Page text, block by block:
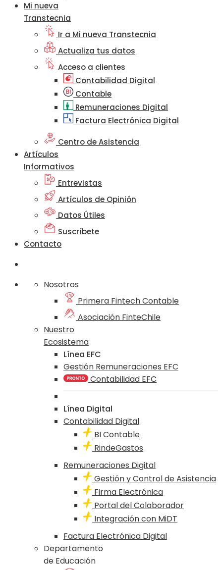
Mi nueva
Transtecnia
Ir a Mi nueva Transtecnia
Actualiza tus datos
Acceso a clientes
Contabilidad Digital
Contable
Remuneraciones Digital
Factura Electrónica Digital
Centro de Asistencia
Artículos
Informativos
Entrevistas
Artículos de Opinión
Datos Útiles
Suscríbete
Contacto
Nosotros
Primera Fintech Contable
Asociación FinteChile
Nuestro
Ecosistema
Línea EFC
Gestión Remuneraciones EFC
Contabilidad EFC
Línea Digital
Contabilidad Digital
BI Contable
RindeGastos
Remuneraciones Digital
Gestión y Control de Asistencia
Firma Electrónica
Portal del Colaborador
Integración con MiDT
Factura Electrónica Digital
Departamento
de Educación